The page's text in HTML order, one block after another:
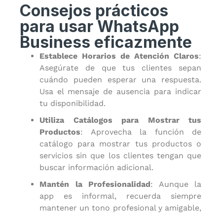
Consejos prácticos
para usar WhatsApp
Business eficazmente
Establece Horarios de Atención Claros:
Asegúrate de que tus clientes sepan
cuándo pueden esperar una respuesta.
Usa el mensaje de ausencia para indicar
tu disponibilidad.
Utiliza Catálogos para Mostrar tus
Productos: Aprovecha la función de
catálogo para mostrar tus productos o
servicios sin que los clientes tengan que
buscar información adicional.
Mantén la Profesionalidad: Aunque la
app es informal, recuerda siempre
mantener un tono profesional y amigable,